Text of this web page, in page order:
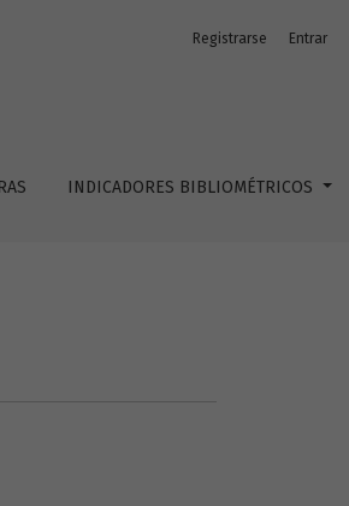
INDICADORES BIBLIOMÉTRICOS
Registrarse Entrar